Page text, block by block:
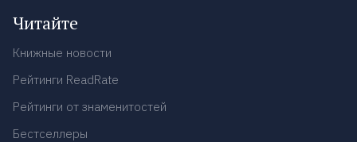
Читайте
Книжные новости
Рейтинги ReadRate
Рейтинги от знаменитостей
Бестселлеры